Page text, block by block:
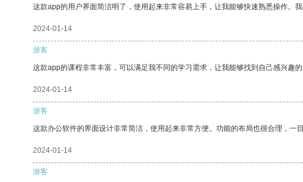
这款app的用户界面简洁明了，使用起来非常容易上手，让我能够快速熟悉操作。
2024-01-14
游客
这款app的课程非常丰富，可以满足我不同的学习需求，让我能够找到自己感兴趣的
2024-01-14
游客
这款办公软件的界面设计非常简洁，使用起来非常方便。功能的布局也很合理，一目
2024-01-14
游客